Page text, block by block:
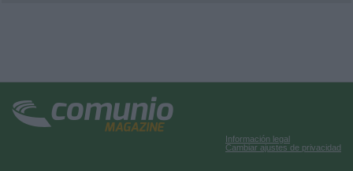
Información legal
Cambiar ajustes de privacidad